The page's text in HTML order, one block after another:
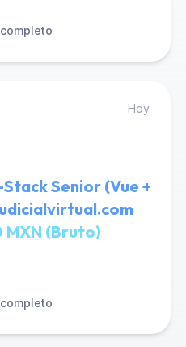
Hoy.
Senior (Vue +
(Bruto)